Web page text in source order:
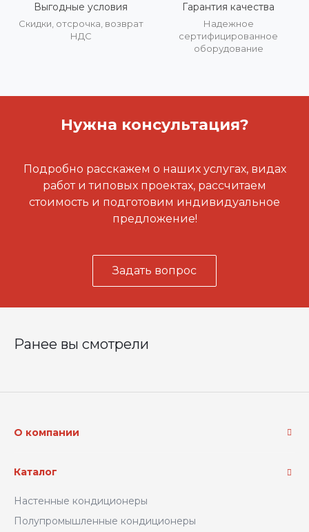
Выгодные условия
Скидки, отсрочка, возврат
НДС
Гарантия качества
Надежное
сертифицированное
оборудование
Нужна консультация?
Подробно расскажем о наших услугах, видах
работ и типовых проектах, рассчитаем
стоимость и подготовим индивидуальное
предложение!
Задать вопрос
Ранее вы смотрели
О компании
Каталог
Настенные кондиционеры
Полупромышленные кондиционеры